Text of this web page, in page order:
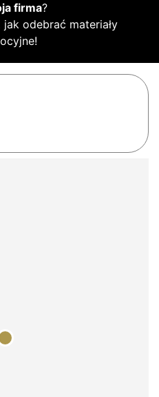
firma?
jak odebrać materiały